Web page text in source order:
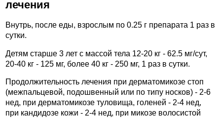
лечения
Внутрь, после еды, взрослым по 0.25 г препарата 1 раз в
сутки.
Детям старше 3 лет с массой тела 12-20 кг - 62.5 мг/сут,
20-40 кг - 125 мг, более 40 кг - 250 мг, 1 раз в сутки.
Продолжительность лечения при дерматомикозе стоп
(межпальцевой, подошвенный или по типу носков) - 2-6
нед, при дерматомикозе туловища, голеней - 2-4 нед,
при кандидозе кожи - 2-4 нед, при микозе волосистой